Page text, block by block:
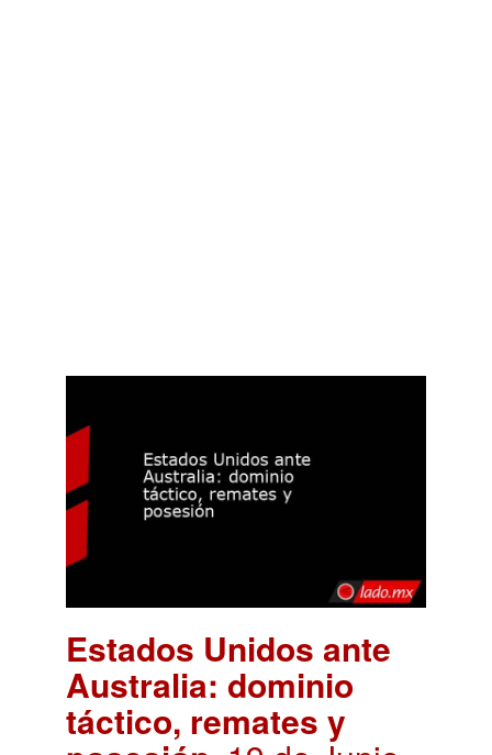
Estados Unidos ante
Australia: dominio
táctico, remates y